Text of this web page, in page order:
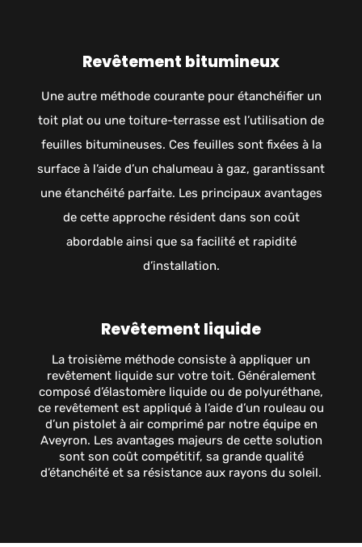
Revêtement bitumineux
Une autre méthode courante pour étanchéifier un
toit plat ou une toiture-terrasse est l’utilisation de
feuilles bitumineuses. Ces feuilles sont fixées à la
surface à l’aide d’un chalumeau à gaz, garantissant
une étanchéité parfaite. Les principaux avantages
de cette approche résident dans son coût
abordable ainsi que sa facilité et rapidité
d’installation.
Revêtement liquide
La troisième méthode consiste à appliquer un
revêtement liquide sur votre toit. Généralement
composé d’élastomère liquide ou de polyuréthane,
ce revêtement est appliqué à l’aide d’un rouleau ou
d’un pistolet à air comprimé par notre équipe en
Aveyron. Les avantages majeurs de cette solution
sont son coût compétitif, sa grande qualité
d’étanchéité et sa résistance aux rayons du soleil.